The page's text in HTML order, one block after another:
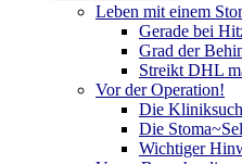
Leben mit einem
Gerade bei
Grad der
Streikt DHL
Vor der Operation!
Die
Die
Wichtiger